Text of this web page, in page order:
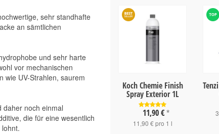
sehr standhafte
an sämtlichen
und sehr harte
vor mechanischen
wie UV-Strahlen, saurem
daher noch einmal
die für eine wesentlich
29,60 €
59,20 € pro 1 l
Koch Chemie Finish
Spray Exterior 1L
11,90 € *
11,90 € pro 1 l